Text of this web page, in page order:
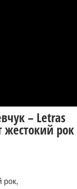
– Letras
рок
рок,